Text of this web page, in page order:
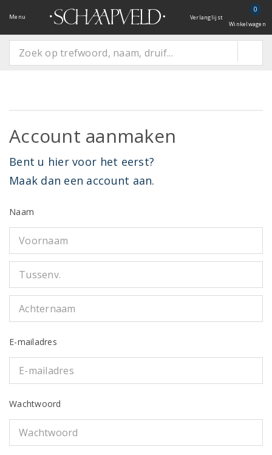
Menu Verlanglijst
0
Winkelwagen
Account aanmaken
Bent u hier voor het eerst?
Maak dan een account aan.
Naam
E-mailadres
Wachtwoord